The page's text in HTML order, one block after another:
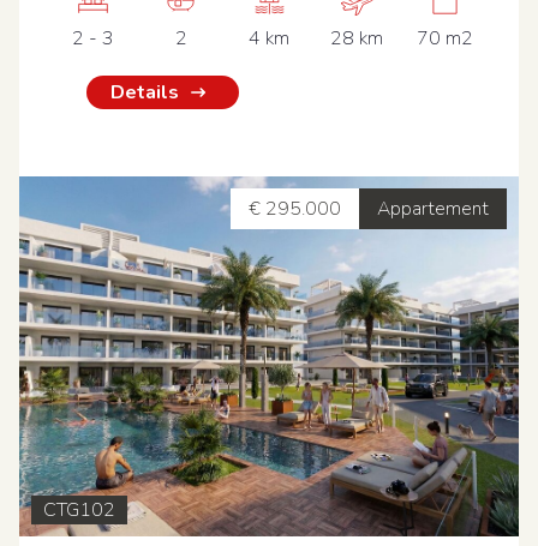
2 - 3 2 4 km 28 km 70 m2
Details
Appartement
€ 295.000
CTG102